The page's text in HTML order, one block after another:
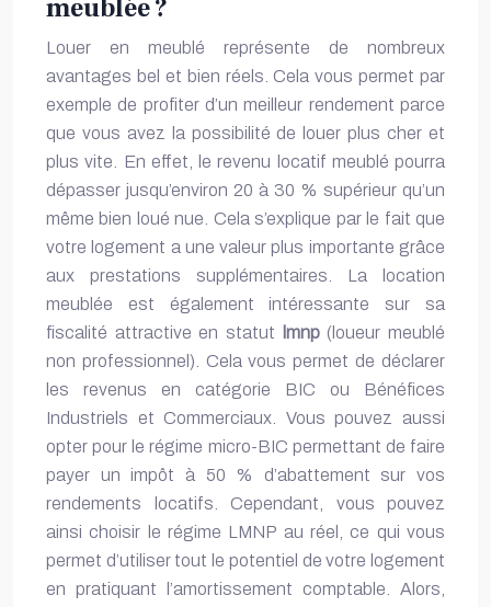
meublée ?
Louer en meublé représente de nombreux
avantages bel et bien réels. Cela vous permet par
exemple de profiter d’un meilleur rendement parce
que vous avez la possibilité de louer plus cher et
plus vite. En effet, le revenu locatif meublé pourra
dépasser jusqu’environ 20 à 30 % supérieur qu’un
même bien loué nue. Cela s’explique par le fait que
votre logement a une valeur plus importante grâce
aux prestations supplémentaires. La location
meublée est également intéressante sur sa
fiscalité attractive en statut
lmnp(loueur meublé
non professionnel). Cela vous permet de déclarer
les revenus en catégorie BIC ou Bénéfices
Industriels et Commerciaux. Vous pouvez aussi
opter pour le régime micro-BIC permettant de faire
payer un impôt à 50 % d’abattement sur vos
rendements locatifs. Cependant, vous pouvez
ainsi choisir le régime LMNP au réel, ce qui vous
permet d’utiliser tout le potentiel de votre logement
en pratiquant l’amortissement comptable. Alors,